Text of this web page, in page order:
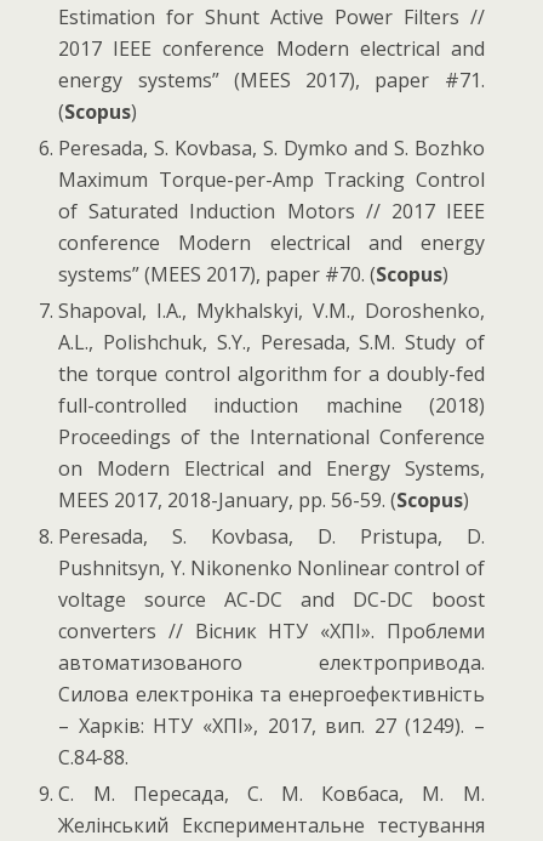
Estimation for Shunt Active Power Filters //
2017 IEEE conference Modern electrical and
energy systems” (MEES 2017), paper #71.
(Scopus)
Peresada, S. Kovbasa, S. Dymko and S. Bozhko
Maximum Torque-per-Amp Tracking Control
of Saturated Induction Motors // 2017 IEEE
conference Modern electrical and energy
systems” (MEES 2017), paper #70. (Scopus)
Shapoval, I.A., Mykhalskyi, V.M., Doroshenko,
A.L., Polishchuk, S.Y., Peresada, S.M. Study of
the torque control algorithm for a doubly-fed
full-controlled induction machine (2018)
Proceedings of the International Conference
on Modern Electrical and Energy Systems,
MEES 2017, 2018-January, pp. 56-59. (Scopus)
Peresada, S. Kovbasa, D. Pristupa, D.
Pushnitsyn, Y. Nikonenko Nonlinear control of
voltage source AC-DC and DC-DC boost
converters // Вісник НТУ «ХПІ». Проблеми
автоматизованого електропривода.
Силова електроніка та енергоефективність
– Харків: НТУ «ХПІ», 2017, вип. 27 (1249). –
С.84-88.
С. М. Пересада, С. М. Ковбаса, М. М.
Желінський Експериментальне тестування